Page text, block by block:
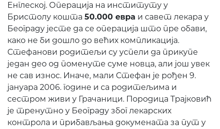
Енглеској. Операција на институту у
Бристолу кошта 50.000 евра и савет лекара у
Београду јесте да се операција што пре обави,
како не би дошло до већих компликација.
Стефанови родитељи су успели да прикупе
један део од поменуте суме новца, али још увек
не сав износ. Иначе, мали Стефан је рођен 9.
јануара 2006. године и са родитељима и
сестром живи у Грачаници. Породица Трајковић
је тренутно у Београду због лекарских
контрола и прибављања докумената за пут у